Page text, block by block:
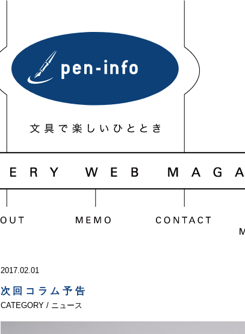
2017.02.01
次回コラム予告
CATEGORY / ニュース